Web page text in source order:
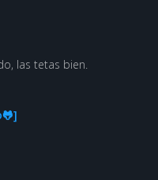
las tetas bien.